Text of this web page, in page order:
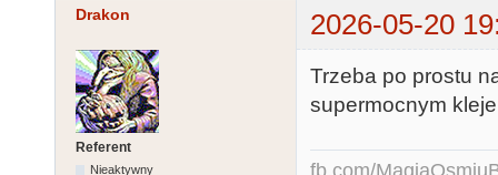
Drakon 2026-05-20
Referent
Nieaktywny
Trzeba po prostu
supermocnym